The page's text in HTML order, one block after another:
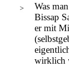
Was
Bissap
er mit
wirklich